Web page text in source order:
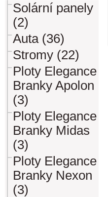
Solární panely
(2)
Auta (36)
Stromy (22)
Ploty Elegance
Branky Apolon
(3)
Ploty Elegance
Branky Midas
(3)
Ploty Elegance
Branky Nexon
(3)